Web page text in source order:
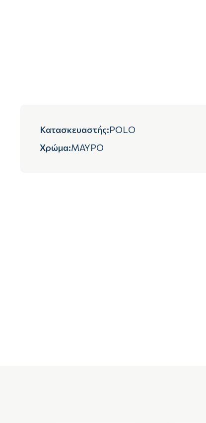
Κατασκευαστής:POLO
Χρώμα:ΜΑΥΡΟ